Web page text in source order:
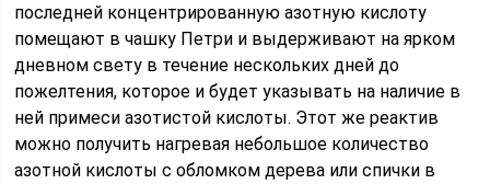
последней концентрированную азотную кислоту
помещают в чашку Петри и выдерживают на ярком
дневном свету в течение нескольких дней до
пожелтения, которое и будет указывать на наличие в
ней примеси азотистой кислоты. Этот же реактив
можно получить нагревая небольшое количество
азотной кислоты с обломком дерева или спички в